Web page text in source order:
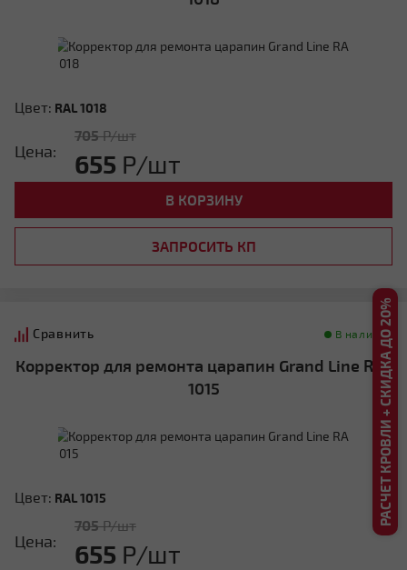
Цвет: RAL 1018
Цена:
705Р/шт
655 Р/шт
В КОРЗИНУ
ЗАПРОСИТЬ КП
Сравнить В наличии
Корректор для ремонта царапин Grand Line RAL
1015
Цвет: RAL 1015
Цена:
705Р/шт
655 Р/шт
РАСЧЕТ КРОВЛИ + СКИДКА ДО 20%